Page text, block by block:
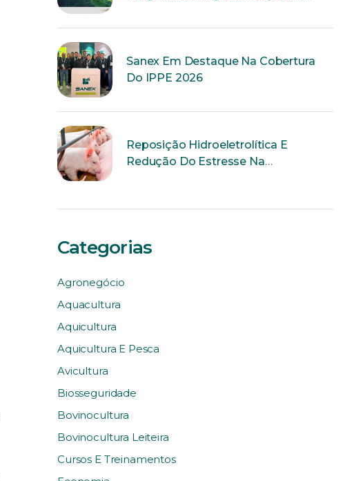
Sanex Em Destaque Na Cobertura
Do IPPE 2026
Reposição Hidroeletrolítica E
Redução Do Estresse Na
Categorias
Agronegócio
Aquacultura
Aquicultura
Aquicultura E Pesca
Avicultura
Biosseguridade
Bovinocultura
Bovinocultura Leiteira
Cursos E Treinamentos